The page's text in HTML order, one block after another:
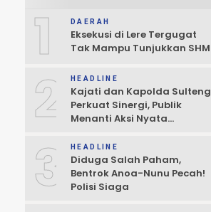
1 DAERAH
Eksekusi di Lere Tergugat
Tak Mampu Tunjukkan SHM
2 HEADLINE
Kajati dan Kapolda Sulteng
Perkuat Sinergi, Publik
Menanti Aksi Nyata
3 HEADLINE
Diduga Salah Paham,
Bentrok Anoa-Nunu Pecah!
Polisi Siaga